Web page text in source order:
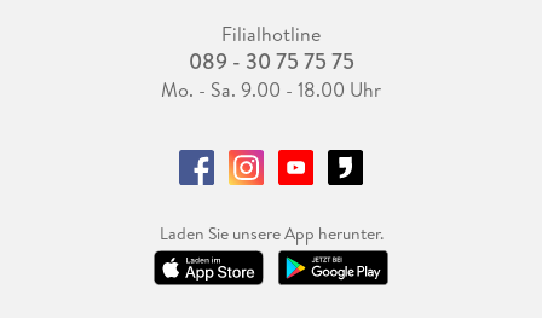
Filialhotline
089 - 30 75 75 75
Mo. - Sa. 9.00 - 18.00 Uhr
Laden Sie unsere App herunter.